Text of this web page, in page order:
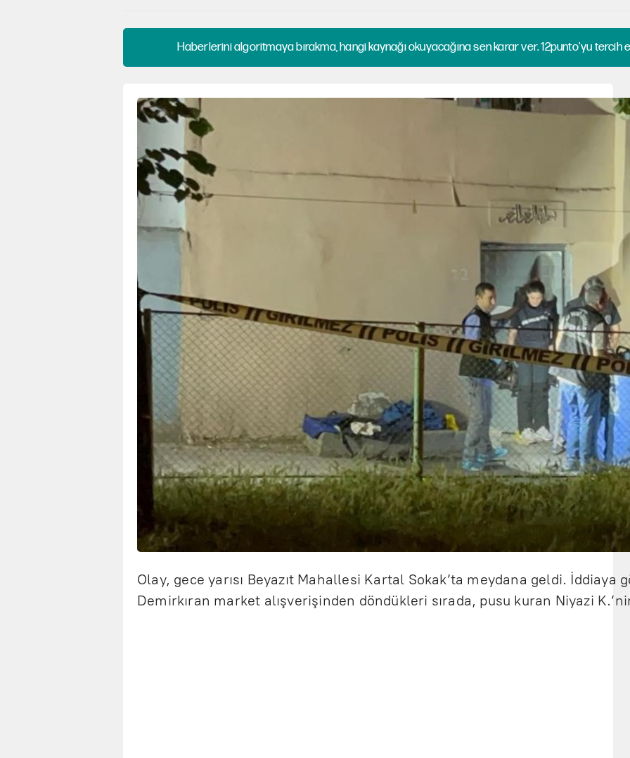
Haberlerini algoritmaya bırakma, hangi kaynağı okuyacağına sen karar ver. 12punto'yu tercih
Olay, gece yarısı Beyazıt Mahallesi Kartal Sokak’ta meydana geldi. İddiaya
Demirkıran market alışverişinden döndükleri sırada, pusu kuran Niyazi